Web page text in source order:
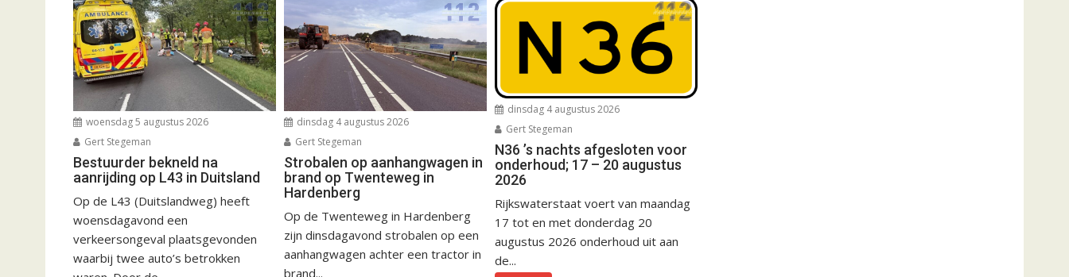
woensdag 5 augustus 2026
Gert Stegeman
Bestuurder bekneld na
aanrijding op L43 in Duitsland
Op de L43 (Duitslandweg) heeft
woensdagavond een
verkeersongeval plaatsgevonden
waarbij twee auto’s betrokken
dinsdag 4 augustus 2026
Gert Stegeman
Strobalen op aanhangwagen in
brand op Twenteweg in
Hardenberg
Op de Twenteweg in Hardenberg
zijn dinsdagavond strobalen op een
aanhangwagen achter een tractor in
brand...
dinsdag 4 augustus 2026
Gert Stegeman
N36 ’s nachts afgesloten voor
onderhoud; 17 – 20 augustus
2026
Rijkswaterstaat voert van maandag
17 tot en met donderdag 20
augustus 2026 onderhoud uit aan
de...